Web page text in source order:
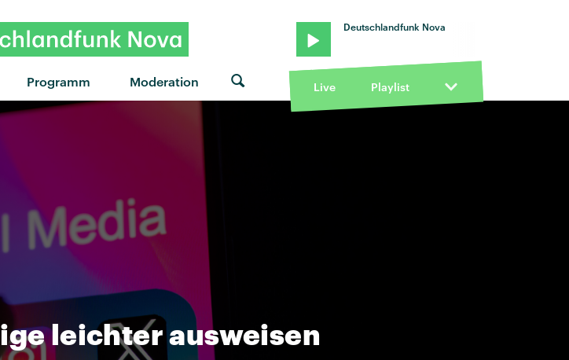
Programm Moderation
Deutschlandfunk Nova
Live Playlist
leichter ausweisen